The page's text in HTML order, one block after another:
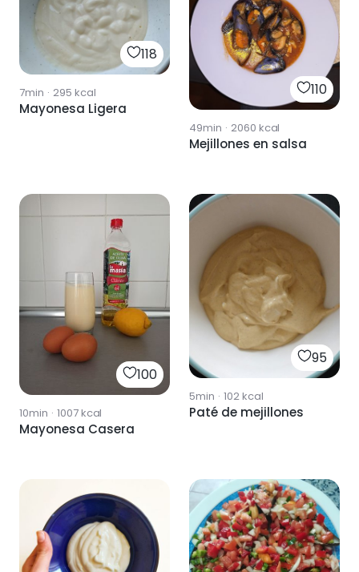
118
7min · 295 kcal
Mayonesa Ligera
110
49min · 2060 kcal
Mejillones en salsa
100
10min · 1007kcal
Mayonesa Casera
95
5min · 102kcal
Paté de mejillones